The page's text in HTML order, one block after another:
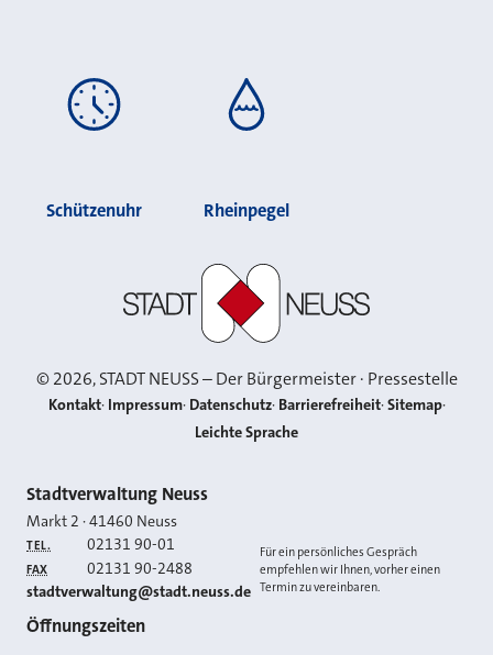
Schützenuhr Rheinpegel
©2026, STADT NEUSS – Der Bürgermeister · Pressestelle
Kontakt Impressum Datenschutz Barrierefreiheit Sitemap
Leichte Sprache
Kontakt
Stadtverwaltung Neuss
Markt 2 ·41460 Neuss
TEL. 02131 90-01
FAX 02131 90-2488
E-MAIL
stadtverwaltung@stadt.neuss.de
Für ein persönliches Gespräch
empfehlen wir Ihnen, vorher einen
Termin zu vereinbaren.
Öffnungszeiten